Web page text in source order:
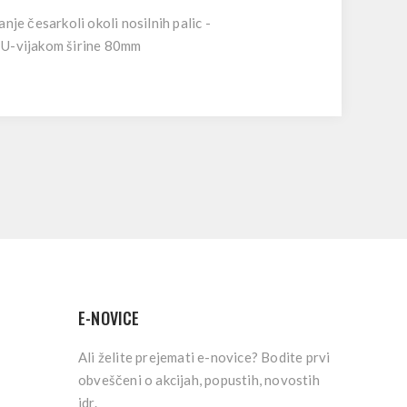
česarkoli okoli nosilnih palic -
vijakom širine 80mm
E-NOVICE
Ali želite prejemati e-novice? Bodite prvi
obveščeni o akcijah, popustih, novostih
idr.